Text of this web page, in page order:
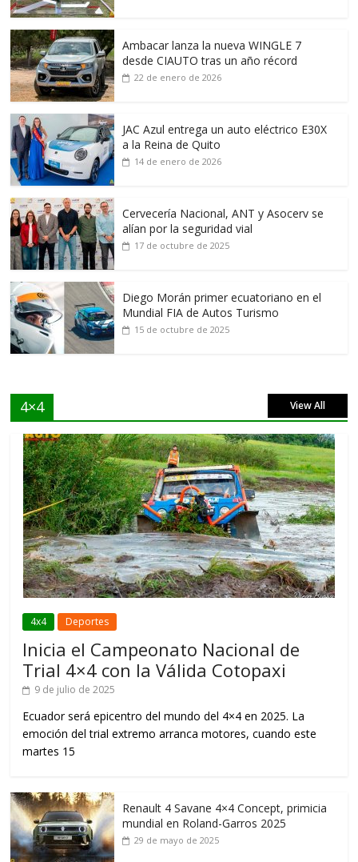
Ambacar lanza la nueva WINGLE 7
desde CIAUTO tras un año récord
22 de enero de 2026
JAC Azul entrega un auto eléctrico E30X
a la Reina de Quito
14 de enero de 2026
Cervecería Nacional, ANT y Asocerv se
alían por la seguridad vial
17 de octubre de 2025
Diego Morán primer ecuatoriano en el
Mundial FIA de Autos Turismo
15 de octubre de 2025
4×4 View All
4x4 Deportes
Inicia el Campeonato Nacional de
Trial 4×4 con la Válida Cotopaxi
9 de julio de 2025
Ecuador será epicentro del mundo del 4×4 en 2025. La
emoción del trial extremo arranca motores, cuando este
martes 15
Renault 4 Savane 4×4 Concept, primicia
mundial en Roland-Garros 2025
29 de mayo de 2025